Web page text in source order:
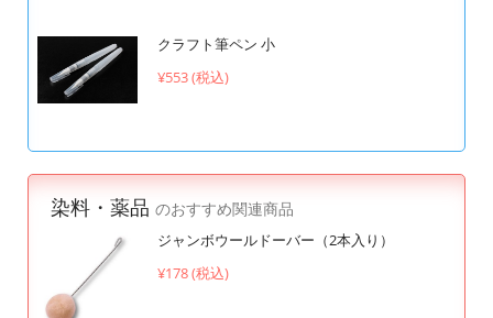
クラフト筆ペン 小
¥553 (税込)
染料・薬品 のおすすめ関連商品
ジャンボウールドーバー（2本入り）
¥178 (税込)